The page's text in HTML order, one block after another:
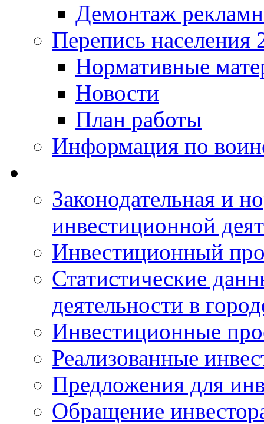
Демонтаж
Перепись населения
Нормативные
Новости
План работы
Информация по
Законодательная и
инвестиционной
Инвестиционный
Статистические
деятельности в
Инвестиционные
Реализованные
Предложения для
Обращение